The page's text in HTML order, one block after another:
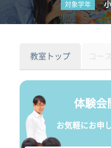
対象学年
教室トップ コー
体験会
お気軽にお申